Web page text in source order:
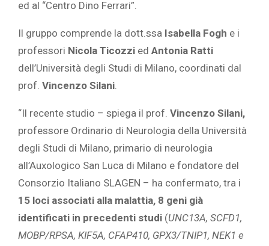
ed al “Centro Dino Ferrari”.
Il gruppo comprende la dott.ssa Isabella Fogh e i
professori Nicola Ticozzi ed Antonia Ratti
dell’Università degli Studi di Milano, coordinati dal
prof. Vincenzo Silani.
“Il recente studio – spiega il prof. Vincenzo Silani,
professore Ordinario di Neurologia della Università
degli Studi di Milano, primario di neurologia
all’Auxologico San Luca di Milano e fondatore del
Consorzio Italiano SLAGEN – ha confermato, tra i
15 loci associati alla malattia, 8 geni già
identificati in precedenti studi (UNC13A, SCFD1,
MOBP/RPSA, KIF5A, CFAP410, GPX3/TNIP1, NEK1 e